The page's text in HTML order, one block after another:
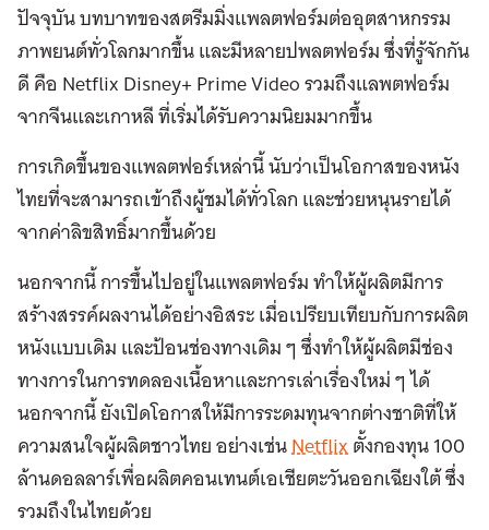
ปัจจุบัน บทบาทของสตรีมมิ่งแพลตฟอร์มต่ออุตสาหกรรม
ภาพยนต์ทั่วโลกมากขึ้น และมีหลายปพลตฟอร์ม ซึ่งที่รู้จักกัน
ดี คือ Netflix Disney+ Prime Video รวมถึงแลพตฟอร์ม
จากจีนและเกาหลี ที่เริ่มได้รับความนิยมมากขึ้น
การเกิดขึ้นของแพลตฟอร์เหล่านี้ นับว่าเป็นโอกาสของหนัง
ไทยที่จะสามารถเข้าถึงผู้ชมได้ทั่วโลก และช่วยหนุนรายได้
จากค่าลิขสิทธิ์มากขึ้นด้วย
นอกจากนี้ การขึ้นไปอยู่ในแพลตฟอร์ม ทำให้ผู้ผลิตมีการ
สร้างสรรค์ผลงานได้อย่างอิสระ เมื่อเปรียบเทียบกับการผลิต
หนังแบบเดิม และป้อนช่องทางเดิม ๆ ซึ่งทำให้ผู้ผลิตมีช่อง
ทางการในการทดลองเนื้อหาและการเล่าเรื่องใหม่ ๆ ได้
นอกจากนี้ ยังเปิดโอกาสให้มีการระดมทุนจากต่างชาติที่ให้
ความสนใจผู้ผลิตชาวไทย อย่างเช่นNetflixตั้งกองทุน 100
ล้านดอลลาร์เพื่อผลิตคอนเทนต์เอเชียตะวันออกเฉียงใต้ ซึ่ง
รวมถึงในไทยด้วย